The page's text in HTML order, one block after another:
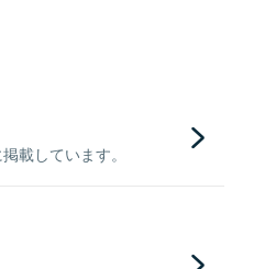
載しています。